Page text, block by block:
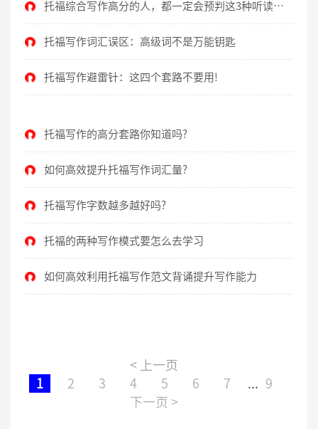
托福综合写作高分的人，都一定会预判这3种听读关
系! 托福写作词汇误区：高级词不是万能钥匙
托福写作避雷针：这四个套路不要用!
托福写作的高分套路你知道吗?
如何高效提升托福写作词汇量?
托福写作字数越多越好吗?
托福的两种写作模式要怎么去学习
如何高效利用托福写作范文背诵提升写作能力
<
上一页
1
2 3 4 5 6 7 ...
9
下一页 >